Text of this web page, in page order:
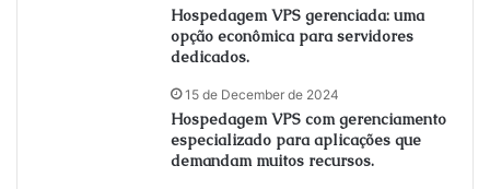
Hospedagem VPS gerenciada: uma
opção econômica para servidores
dedicados.
15 de December de 2024
Hospedagem VPS com gerenciamento
especializado para aplicações que
demandam muitos recursos.